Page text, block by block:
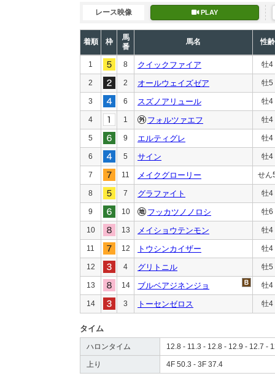
レース映像 PLAY
着順 枠
馬
番
馬名 性齢
1 8 クイックファイア 牡4
2 2 オールウェイズゼア 牡5
3 6 スズノアリュール 牡4
4 1 フォルツァエフ 牡4
5 9 エルティグレ 牡4
6 5 サイン 牡4
7 11 メイクグローリー せん
8 7 グラファイト 牡4
9 10 フッカツノノロシ 牡6
10 13 メイショウテンモン 牡4
11 12 トウシンカイザー 牡4
12 4 グリトニル 牡5
13 14 ブルベアジネンジョ 牡4
14 3 トーセンゼロス 牡4
タイム
ハロンタイム 12.8 - 11.3 - 12.8 - 12.9 - 12.7 -
上り 4F 50.3 - 3F 37.4